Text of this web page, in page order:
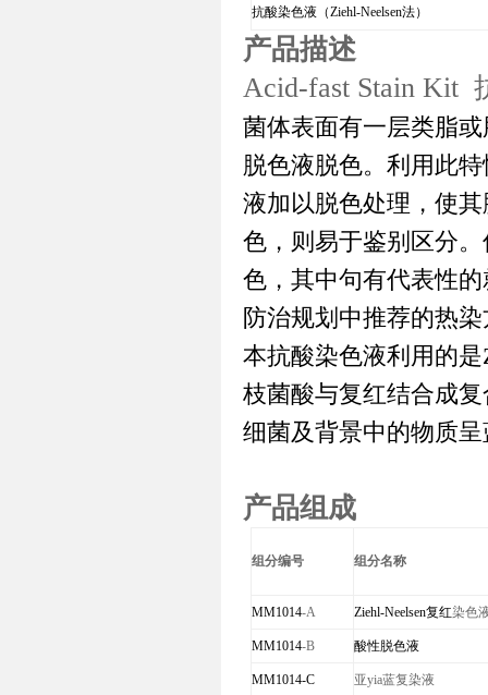
抗酸染色液（Ziehl-Neelsen法）
产品描述
Acid-fast Stain Kit
菌体表面有一层类脂
脱色液脱色。利用此
液加以脱色处理，使
色，则易于鉴别区分
色，其中句有代表性的
防治规划中推荐的热
本抗酸染色液利用的是
枝菌酸与复红结合成
细菌及背景中的物质
产品组成
组分编号 组分名称
MM1014-A Ziehl-Neelsen复红染色
MM1014-B 酸性脱色液
MM1014-C 亚yia蓝复染液